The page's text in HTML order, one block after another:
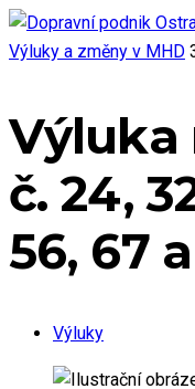
Výluky a změny v MHD
Výluka
č. 24,
56, 67
Výluky